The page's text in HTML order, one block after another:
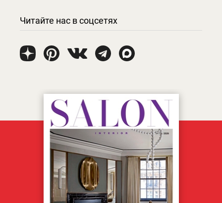
Читайте нас в соцсетях